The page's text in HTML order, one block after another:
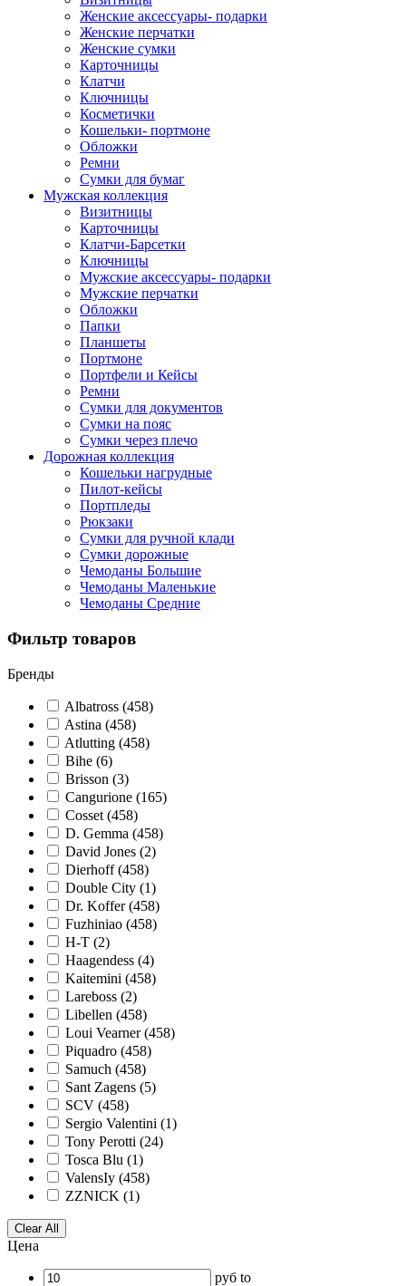
Женские аксессуары- подарки
Женские перчатки
Женские сумки
Карточницы
Клатчи
Ключницы
Косметички
Кошельки- портмоне
Обложки
Ремни
Сумки для бумаг
Мужская коллекция
Визитницы
Карточницы
Клатчи-Барсетки
Ключницы
Мужские аксессуары- подарки
Мужские перчатки
Обложки
Папки
Планшеты
Портмоне
Портфели и Кейсы
Ремни
Сумки для документов
Сумки на пояс
Сумки через плечо
Дорожная коллекция
Кошельки нагрудные
Пилот-кейсы
Портпледы
Рюкзаки
Сумки для ручной клади
Сумки дорожные
Чемоданы Большие
Чемоданы Маленькие
Чемоданы Средние
Фильтр товаров
Бренды
Albatross (458)
Astina (458)
Atlutting (458)
Bihe (6)
Brisson (3)
Cangurione (165)
Cosset (458)
D. Gemma (458)
David Jones (2)
Dierhoff (458)
Double City (1)
Dr. Koffer (458)
Fuzhiniao (458)
H-T (2)
Haagendess (4)
Kaitemini (458)
Lareboss (2)
Libellen (458)
Loui Vearner (458)
Piquadro (458)
Samuch (458)
Sant Zagens (5)
SCV (458)
Sergio Valentini (1)
Tony Perotti (24)
Tosca Blu (1)
ValensIy (458)
ZZNICK (1)
Clear All
Цена
руб to